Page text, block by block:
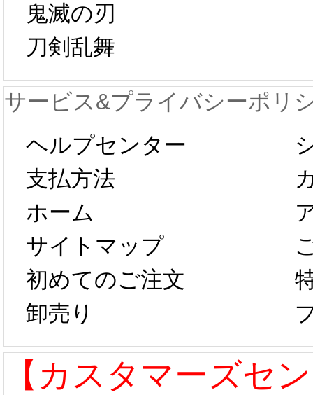
日から工場生産
が一時停止いた
します。 2月5日
以後のご注文
は、2月25日か
らコスプレ制
作、発送予定と
なります。 ...
プレ
新春
字半
第二
たし
ル期
鬼滅の刃
刀剣乱舞
サービス&プライバシーポリ
ヘルプセンター
支払方法
ホーム
サイトマップ
初めてのご注文
卸売り
【カスタマーズセ